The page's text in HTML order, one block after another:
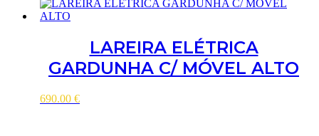
LAREIRA ELÉTRICA
GARDUNHA C/ MÓVEL ALTO
690.00 €